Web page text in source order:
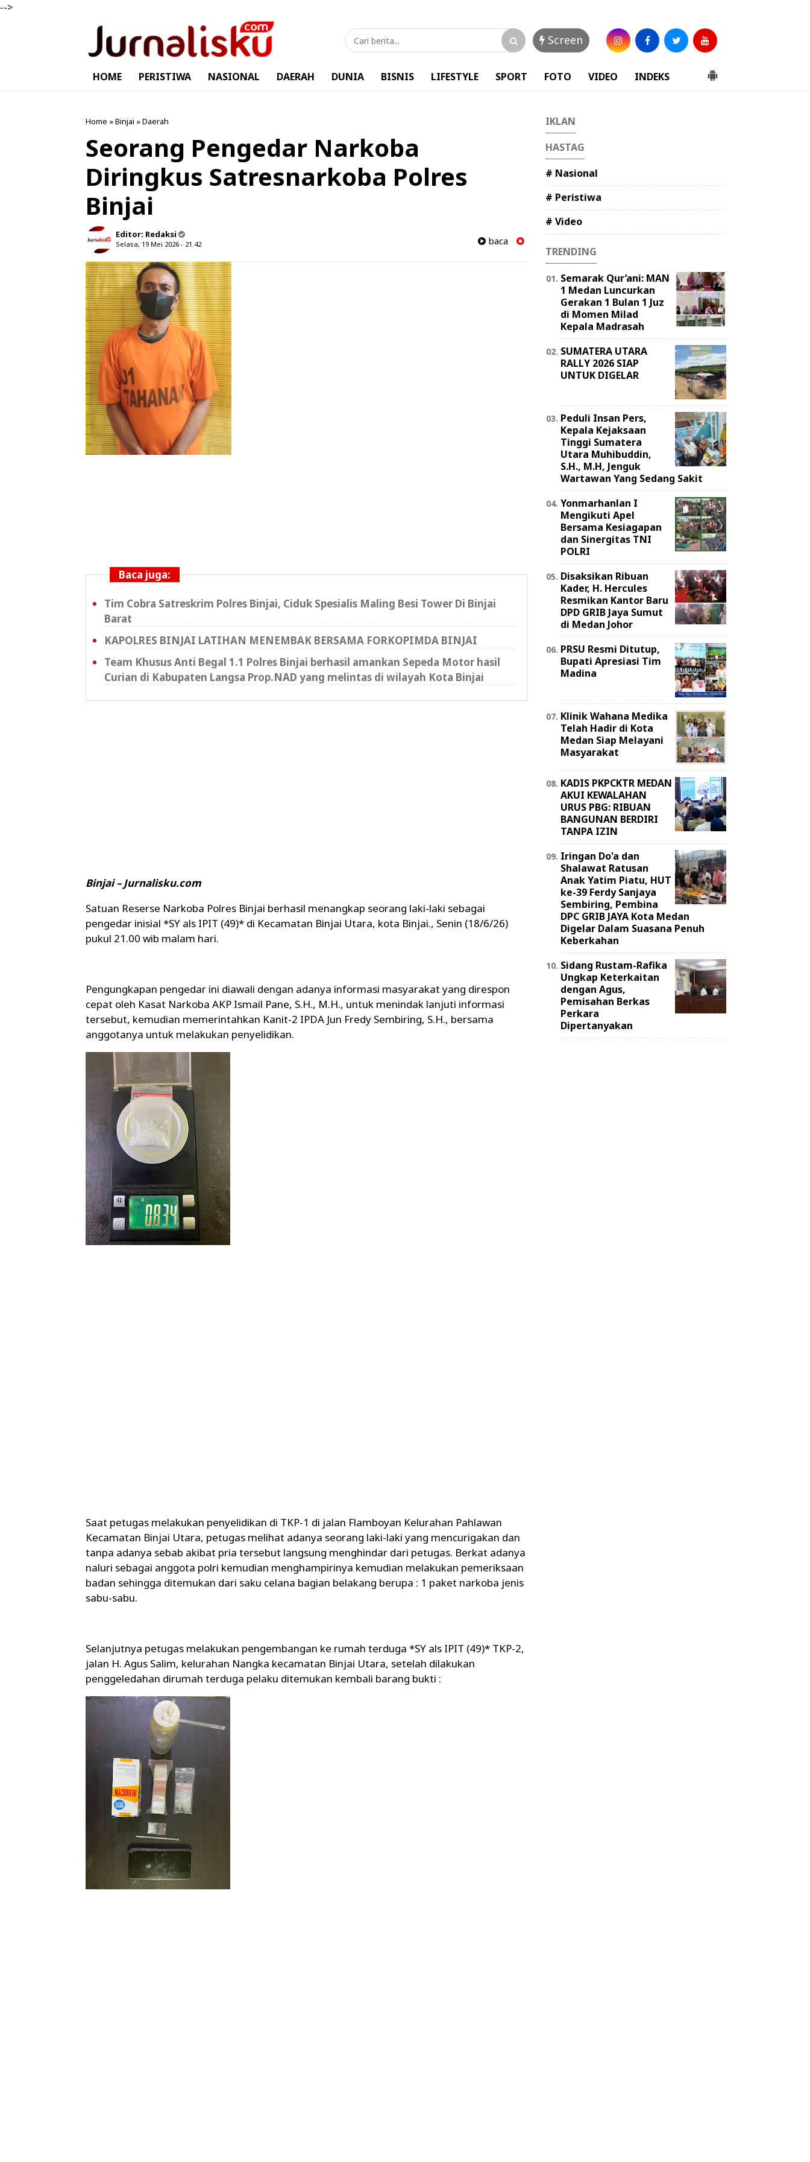
-->
Screen
HOME PERISTIWA NASIONAL DAERAH DUNIA BISNIS LIFESTYLE SPORT FOTO VIDEO INDEKS
Home »Binjai »Daerah
Seorang Pengedar Narkoba
Diringkus Satresnarkoba Polres
Binjai
Editor: Redaksi
Selasa, 19 Mei 2026 - 21.42 baca
Baca juga:
Tim Cobra Satreskrim Polres Binjai, Ciduk Spesialis Maling Besi Tower Di Binjai
Barat
KAPOLRES BINJAI LATIHAN MENEMBAK BERSAMA FORKOPIMDA BINJAI
Team Khusus Anti Begal 1.1 Polres Binjai berhasil amankan Sepeda Motor hasil
Curian di Kabupaten Langsa Prop.NAD yang melintas di wilayah Kota Binjai
Binjai – Jurnalisku.com
Satuan Reserse Narkoba Polres Binjai berhasil menangkap seorang laki-laki sebagai
pengedar inisial *SY als IPIT (49)* di Kecamatan Binjai Utara, kota Binjai., Senin (18/6/26)
pukul 21.00 wib malam hari.
Pengungkapan pengedar ini diawali dengan adanya informasi masyarakat yang direspon
cepat oleh Kasat Narkoba AKP Ismail Pane, S.H., M.H., untuk menindak lanjuti informasi
tersebut, kemudian memerintahkan Kanit-2 IPDA Jun Fredy Sembiring, S.H., bersama
anggotanya untuk melakukan penyelidikan.
Saat petugas melakukan penyelidikan di TKP-1 di jalan Flamboyan Kelurahan Pahlawan
Kecamatan Binjai Utara, petugas melihat adanya seorang laki-laki yang mencurigakan dan
tanpa adanya sebab akibat pria tersebut langsung menghindar dari petugas. Berkat adanya
naluri sebagai anggota polri kemudian menghampirinya kemudian melakukan pemeriksaan
badan sehingga ditemukan dari saku celana bagian belakang berupa : 1 paket narkoba jenis
sabu-sabu.
Selanjutnya petugas melakukan pengembangan ke rumah terduga *SY als IPIT (49)* TKP-2,
jalan H. Agus Salim, kelurahan Nangka kecamatan Binjai Utara, setelah dilakukan
penggeledahan dirumah terduga pelaku ditemukan kembali barang bukti :
IKLAN
HASTAG
# Nasional
# Peristiwa
# Video
TRENDING
Semarak Qur’ani: MAN
1 Medan Luncurkan
Gerakan 1 Bulan 1 Juz
di Momen Milad
Kepala Madrasah
SUMATERA UTARA
RALLY 2026 SIAP
UNTUK DIGELAR
Peduli Insan Pers,
Kepala Kejaksaan
Tinggi Sumatera
Utara Muhibuddin,
S.H., M.H, Jenguk
Wartawan Yang Sedang Sakit
Yonmarhanlan I
Mengikuti Apel
Bersama Kesiagapan
dan Sinergitas TNI
POLRI
Disaksikan Ribuan
Kader, H. Hercules
Resmikan Kantor Baru
DPD GRIB Jaya Sumut
di Medan Johor
PRSU Resmi Ditutup,
Bupati Apresiasi Tim
Madina
Klinik Wahana Medika
Telah Hadir di Kota
Medan Siap Melayani
Masyarakat
KADIS PKPCKTR MEDAN
AKUI KEWALAHAN
URUS PBG: RIBUAN
BANGUNAN BERDIRI
TANPA IZIN
Iringan Do'a dan
Shalawat Ratusan
Anak Yatim Piatu, HUT
ke-39 Ferdy Sanjaya
Sembiring, Pembina
DPC GRIB JAYA Kota Medan
Digelar Dalam Suasana Penuh
Keberkahan
Sidang Rustam-Rafika
Ungkap Keterkaitan
dengan Agus,
Pemisahan Berkas
Perkara
Dipertanyakan